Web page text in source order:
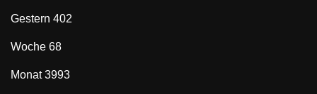
Gestern 402
Woche 68
Monat3993